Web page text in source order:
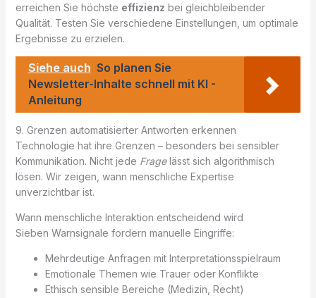
erreichen Sie höchste effizienz bei gleichbleibender
Qualität. Testen Sie verschiedene Einstellungen, um optimale
Ergebnisse zu erzielen.
Siehe auch So planen Sie
Newsletter-Inhalte schnell mit KI -
Anleitung
9. Grenzen automatisierter Antworten erkennen
Technologie hat ihre Grenzen – besonders bei sensibler
Kommunikation. Nicht jede Fragelässt sich algorithmisch
lösen. Wir zeigen, wann menschliche Expertise
unverzichtbar ist.
Wann menschliche Interaktion entscheidend wird
Sieben Warnsignale fordern manuelle Eingriffe:
Mehrdeutige Anfragen mit Interpretationsspielraum
Emotionale Themen wie Trauer oder Konflikte
Ethisch sensible Bereiche (Medizin, Recht)